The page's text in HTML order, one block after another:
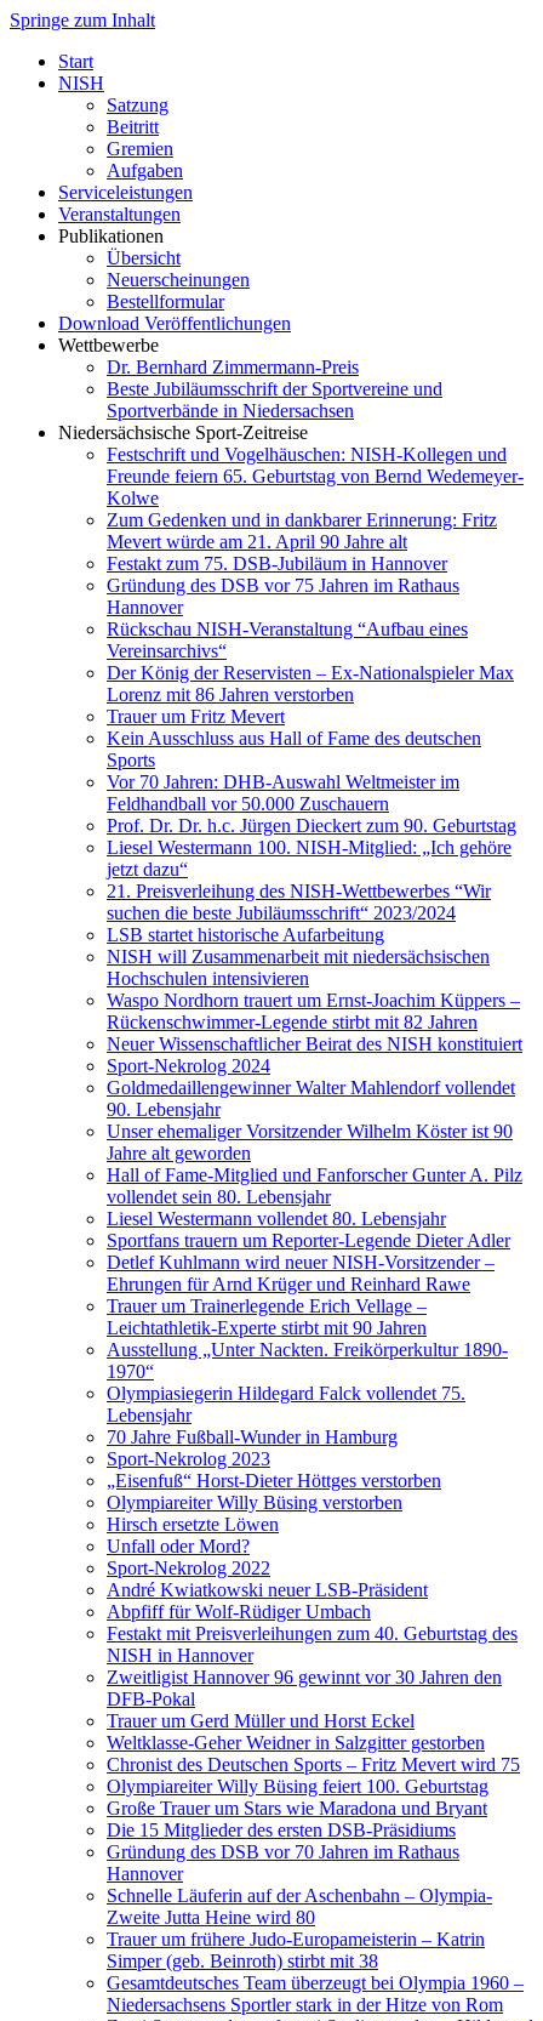
Springe zum Inhalt
Start
NISH
Satzung
Beitritt
Gremien
Aufgaben
Serviceleistungen
Veranstaltungen
Publikationen
Übersicht
Neuerscheinungen
Bestellformular
Download Veröffentlichungen
Wettbewerbe
Dr. Bernhard Zimmermann-Preis
Beste Jubiläumsschrift der Sportvereine und
Sportverbände in Niedersachsen
Niedersächsische Sport-Zeitreise
Festschrift und Vogelhäuschen: NISH-Kollegen und
Freunde feiern 65. Geburtstag von Bernd Wedemeyer-
Kolwe
Zum Gedenken und in dankbarer Erinnerung: Fritz
Mevert würde am 21. April 90 Jahre alt
Festakt zum 75. DSB-Jubiläum in Hannover
Gründung des DSB vor 75 Jahren im Rathaus
Hannover
Rückschau NISH-Veranstaltung “Aufbau eines
Vereinsarchivs“
Der König der Reservisten – Ex-Nationalspieler Max
Lorenz mit 86 Jahren verstorben
Trauer um Fritz Mevert
Kein Ausschluss aus Hall of Fame des deutschen
Sports
Vor 70 Jahren: DHB-Auswahl Weltmeister im
Feldhandball vor 50.000 Zuschauern
Prof. Dr. Dr. h.c. Jürgen Dieckert zum 90. Geburtstag
Liesel Westermann 100. NISH-Mitglied: „Ich gehöre
jetzt dazu“
21. Preisverleihung des NISH-Wettbewerbes “Wir
suchen die beste Jubiläumsschrift“ 2023/2024
LSB startet historische Aufarbeitung
NISH will Zusammenarbeit mit niedersächsischen
Hochschulen intensivieren
Waspo Nordhorn trauert um Ernst-Joachim Küppers –
Rückenschwimmer-Legende stirbt mit 82 Jahren
Neuer Wissenschaftlicher Beirat des NISH konstituiert
Sport-Nekrolog 2024
Goldmedaillengewinner Walter Mahlendorf vollendet
90. Lebensjahr
Unser ehemaliger Vorsitzender Wilhelm Köster ist 90
Jahre alt geworden
Hall of Fame-Mitglied und Fanforscher Gunter A. Pilz
vollendet sein 80. Lebensjahr
Liesel Westermann vollendet 80. Lebensjahr
Sportfans trauern um Reporter-Legende Dieter Adler
Detlef Kuhlmann wird neuer NISH-Vorsitzender –
Ehrungen für Arnd Krüger und Reinhard Rawe
Trauer um Trainerlegende Erich Vellage –
Leichtathletik-Experte stirbt mit 90 Jahren
Ausstellung „Unter Nackten. Freikörperkultur 1890-
1970“
Olympiasiegerin Hildegard Falck vollendet 75.
Lebensjahr
70 Jahre Fußball-Wunder in Hamburg
Sport-Nekrolog 2023
„Eisenfuß“ Horst-Dieter Höttges verstorben
Olympiareiter Willy Büsing verstorben
Hirsch ersetzte Löwen
Unfall oder Mord?
Sport-Nekrolog 2022
André Kwiatkowski neuer LSB-Präsident
Abpfiff für Wolf-Rüdiger Umbach
Festakt mit Preisverleihungen zum 40. Geburtstag des
NISH in Hannover
Zweitligist Hannover 96 gewinnt vor 30 Jahren den
DFB-Pokal
Trauer um Gerd Müller und Horst Eckel
Weltklasse-Geher Weidner in Salzgitter gestorben
Chronist des Deutschen Sports – Fritz Mevert wird 75
Olympiareiter Willy Büsing feiert 100. Geburtstag
Große Trauer um Stars wie Maradona und Bryant
Die 15 Mitglieder des ersten DSB-Präsidiums
Gründung des DSB vor 70 Jahren im Rathaus
Hannover
Schnelle Läuferin auf der Aschenbahn – Olympia-
Zweite Jutta Heine wird 80
Trauer um frühere Judo-Europameisterin – Katrin
Simper (geb. Beinroth) stirbt mit 38
Gesamtdeutsches Team überzeugt bei Olympia 1960 –
Niedersachsens Sportler stark in der Hitze von Rom